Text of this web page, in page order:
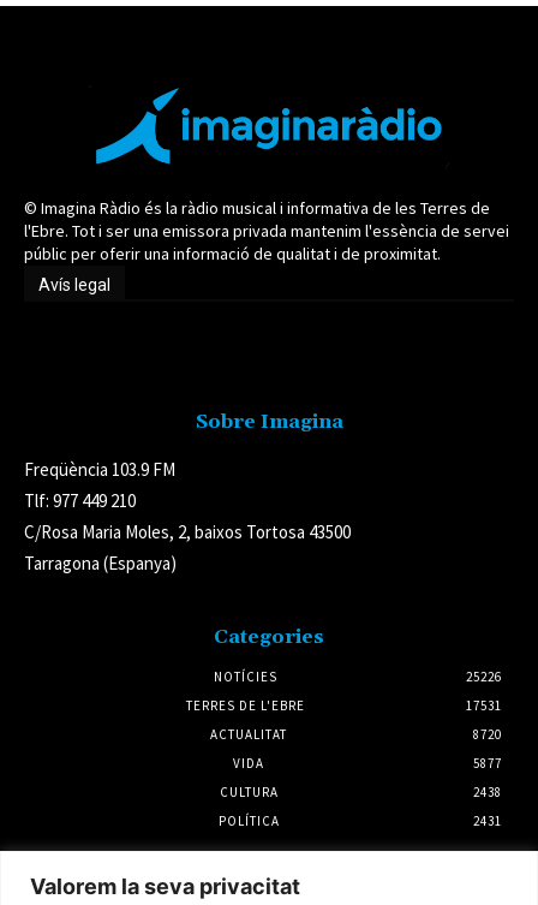
Valorem la seva privacitat
© Imagina Ràdio és la ràdio musical i informativa de les Terres de
l'Ebre. Tot i ser una emissora privada mantenim l'essència de servei
públic per oferir una informació de qualitat i de proximitat.
Avís legal
Sobre Imagina
Freqüència 103.9 FM
Tlf: 977 449 210
C/Rosa Maria Moles, 2, baixos Tortosa 43500
Tarragona (Espanya)
Categories
NOTÍCIES
25226
TERRES DE L'EBRE
17531
ACTUALITAT
8720
VIDA
5877
CULTURA
2438
POLÍTICA
2431